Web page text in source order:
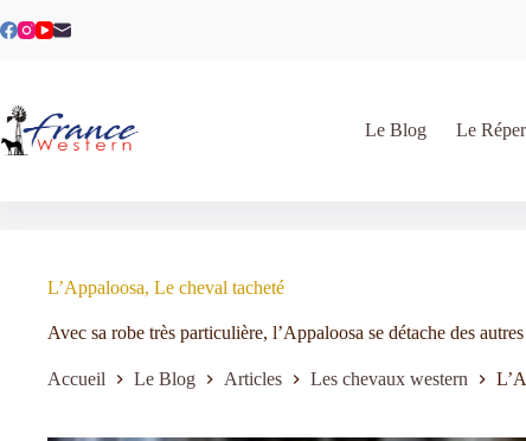
Le Blog Le
L’Appaloosa, Le cheval tacheté
Avec sa robe très particulière, l’Appaloosa se détache des
Accueil Le Blog Articles Les chevaux western